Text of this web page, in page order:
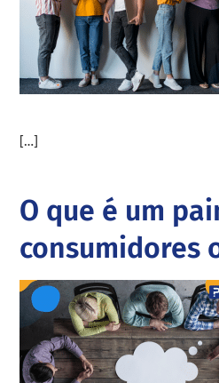
[…]
O que é um
consumidores